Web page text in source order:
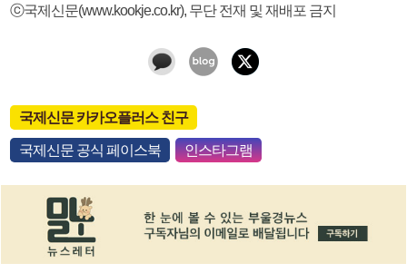
ⓒ국제신문(www.kookje.co.kr), 무단 전재 및 재배포 금지
국제신문 카카오플러스 친구
국제신문 공식 페이스북 인스타그램